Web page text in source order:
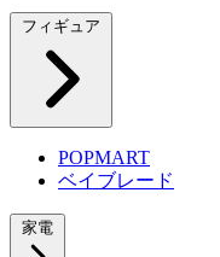
フィギュア
POPMART
ベイブレード
家電